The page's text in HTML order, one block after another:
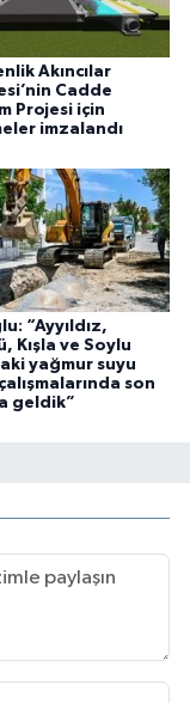
Akıncılar
Cadde
Projesi için
imzalandı
“Ayyıldız,
Kışla ve Soylu
yağmur suyu
son
geldik”